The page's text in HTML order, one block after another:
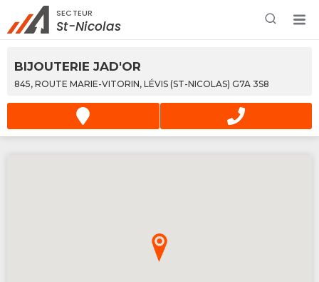
Rechercher à proximité - Entreprise / Rabais /
Services
SECTEUR
St-Nicolas
BIJOUTERIE JAD'OR
845, ROUTE MARIE-VITORIN, LÉVIS (ST-NICOLAS) G7A 3S8